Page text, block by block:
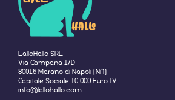
LalloHallo SRL
Via Campana 1/D
80016 Marano di Napoli (NA)
Capitale Sociale 10 000 Euro I.V.
info@lallohallo.com